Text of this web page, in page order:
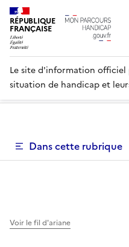
RÉPUBLIQUE
FRANÇAISE
Le site d'information officiel
situation de handicap et
Un menu de navigation
Dans cette rubrique
Voir le fil d'ariane